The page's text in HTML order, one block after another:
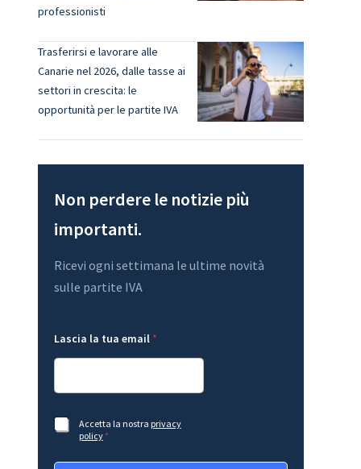
professionisti
Trasferirsi e lavorare alle
Canarie nel 2026, dalle tasse ai
settori in crescita: le
opportunità per le partite IVA
Non perdere le notizie più
importanti.
Ricevi ogni settimana le ultime novità
sulle partite IVA
*
a
t
a
A
c
Lascia la tua email *
A
c
e
Accetta la nostra privacy
policy*